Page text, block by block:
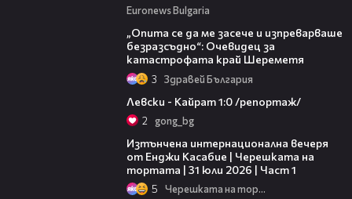
Euronews Bulgaria
„Опита се да ме засече и изпреварваше
безразсъдно“: Очевидец за
катастрофата край Шереметя
3 Здравей България
Левски - Кайрат 1:0 /репортаж/
2 gong_bg
Изтънчена интернационална вечеря
от Енджи Касабие | Черешката на
тортата | 31 юли 2026 | Част 1
5 Черешката на тортата